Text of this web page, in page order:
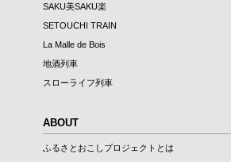
SAKU美SAKU楽
SETOUCHI TRAIN
La Malle de Bois
地酒列車
スローライフ列車
ABOUT
ふるさとおこしプロジェクトとは